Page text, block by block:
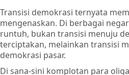
Transisi demokrasi ternyata
mengenaskan. Di berbagai
runtuh, bukan transisi menuju
terciptakan, melainkan transisi
demokrasi pasar.
Di sana-sini komplotan para